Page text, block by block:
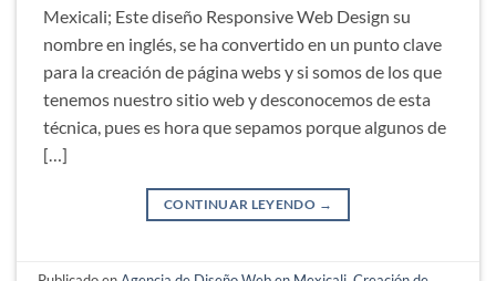
Mexicali; Este diseño Responsive Web Design su
nombre en inglés, se ha convertido en un punto clave
para la creación de página webs y si somos de los que
tenemos nuestro sitio web y desconocemos de esta
técnica, pues es hora que sepamos porque algunos de
[…]
CONTINUAR LEYENDO →